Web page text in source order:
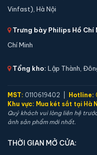
🛡️ Bảo hành:24 tháng
6,900,000 đ
Vinfast), Hà Nội
Trưng bày Philips Hồ Chí
Chí Minh
Tổng kho: Lập Thành,
MST: 0110619402 | Hotline:
Khu vực: Mua két sắt tại Hà
Quý khách vui lòng liên hệ
ảnh sản phẩm mới nhất.
THỜI GIAN MỞ CỬA: